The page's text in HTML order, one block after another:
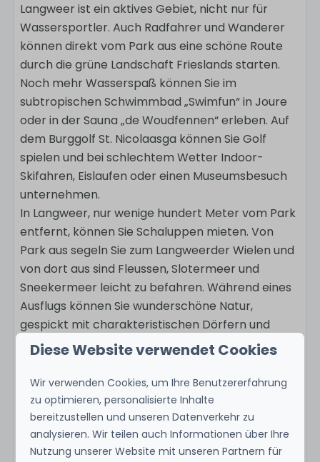
Langweer ist ein aktives Gebiet, nicht nur für
Wassersportler. Auch Radfahrer und Wanderer
können direkt vom Park aus eine schöne Route
durch die grüne Landschaft Frieslands starten.
Noch mehr Wasserspaß können Sie im
subtropischen Schwimmbad „Swimfun“ in Joure
oder in der Sauna „de Woudfennen“ erleben. Auf
dem Burggolf St. Nicolaasga können Sie Golf
spielen und bei schlechtem Wetter Indoor-
Skifahren, Eislaufen oder einen Museumsbesuch
unternehmen.
In Langweer, nur wenige hundert Meter vom Park
entfernt, können Sie Schaluppen mieten. Von
Park aus segeln Sie zum Langweerder Wielen und
von dort aus sind Fleussen, Slotermeer und
Sneekermeer leicht zu befahren. Während eines
Ausflugs können Sie wunderschöne Natur,
gespickt mit charakteristischen Dörfern und
alten Stadtzentren, genießen.
Ausstattung
Standort
Diese Website verwendet Cookies
Wir verwenden Cookies, um Ihre Benutzererfahrung
zu optimieren, personalisierte Inhalte
bereitzustellen und unseren Datenverkehr zu
analysieren. Wir teilen auch Informationen über Ihre
Nutzung unserer Website mit unseren Partnern für